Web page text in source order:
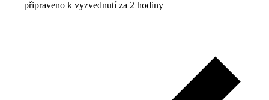
připraveno k vyzvednutí za 2 hodiny